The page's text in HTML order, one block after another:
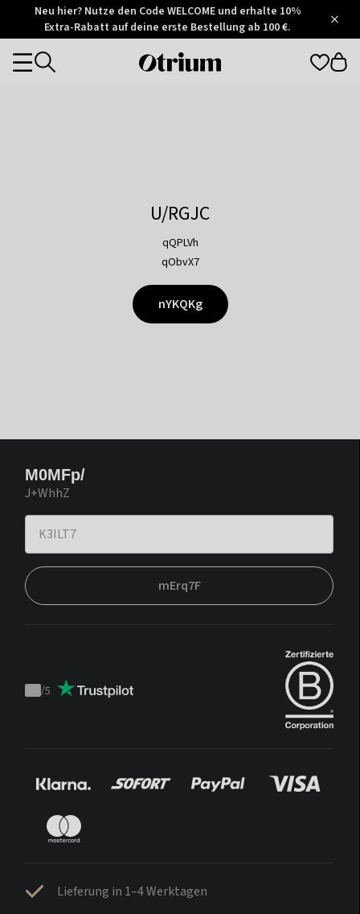
Otrium
Trustpilot
Neu hier? Nutze den Code WELCOME und erhalte 10%
Extra-Rabatt auf deine erste Bestellung ab 100 €.
Otrium
Categories
U/RGJC
qQPLVh
qObvX7
nYKQKg
M0MFp/
J+WhhZ
mErq7F
Trustpilot
/5
Lieferung in 1–4 Werktagen